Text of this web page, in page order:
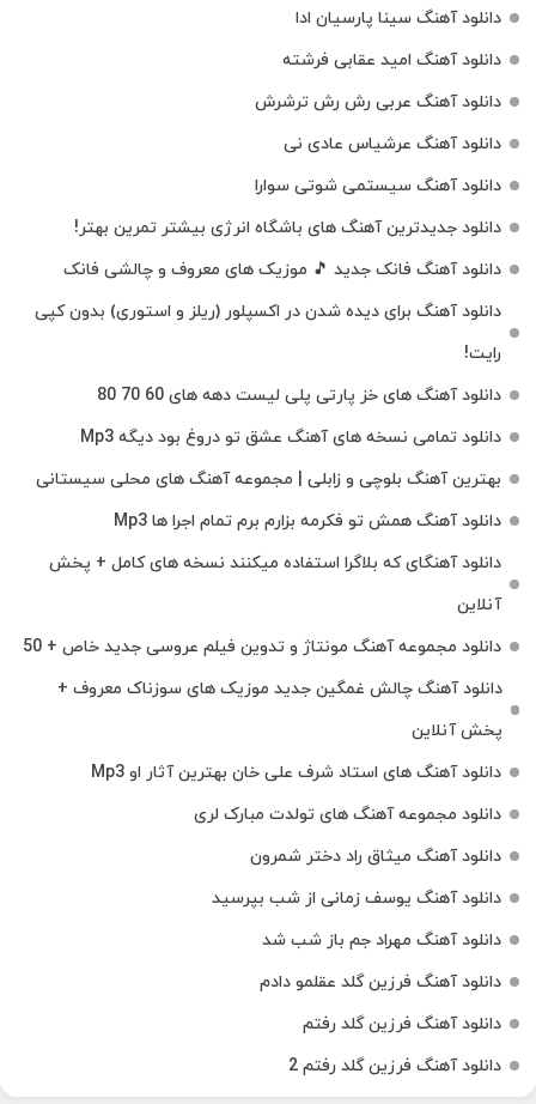
دانلود آهنگ سینا پارسیان ادا
دانلود آهنگ امید عقابی فرشته
دانلود آهنگ عربی رش رش ترشرش
دانلود آهنگ عرشیاس عادی نی
دانلود آهنگ سیستمی شوتی سوارا
دانلود جدیدترین آهنگ‌ های باشگاه انرژی بیشتر تمرین بهتر!
دانلود آهنگ فانک جدید 🎵 موزیک‌ های معروف و چالشی فانک
دانلود آهنگ برای دیده شدن در اکسپلور (ریلز و استوری) بدون کپی
رایت!
دانلود آهنگ های خز پارتی پلی لیست دهه های 60 70 80
دانلود تمامی نسخه های آهنگ عشق تو دروغ بود دیگه Mp3
بهترین آهنگ بلوچی و زابلی | مجموعه آهنگ‌ های محلی سیستانی
دانلود آهنگ همش تو فکرمه بزارم برم تمام اجرا ها Mp3
دانلود آهنگای که بلاگرا استفاده میکنند نسخه های کامل + پخش
آنلاین
دانلود مجموعه آهنگ مونتاژ و تدوین فیلم عروسی جدید خاص + 50
دانلود آهنگ چالش غمگین جدید موزیک های سوزناک معروف +
پخش آنلاین
دانلود آهنگ های استاد شرف علی خان بهترین آثار او Mp3
دانلود مجموعه آهنگ های تولدت مبارک لری
دانلود آهنگ میثاق راد دختر شمرون
دانلود آهنگ یوسف زمانی از شب بپرسید
دانلود آهنگ مهراد جم باز شب شد
دانلود آهنگ فرزین گلد عقلمو دادم
دانلود آهنگ فرزین گلد رفتم
دانلود آهنگ فرزین گلد رفتم 2